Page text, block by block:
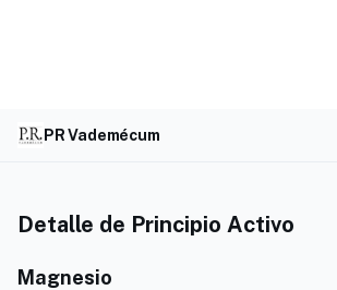
PR Vademécum
Detalle de Principio Activo
Magnesio